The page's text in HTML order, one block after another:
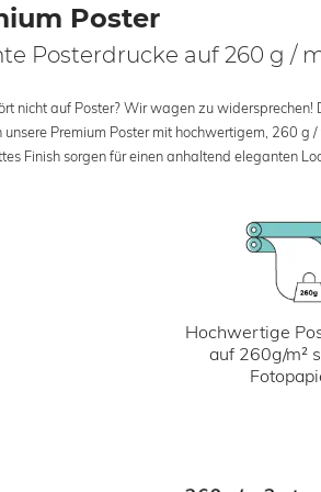
Poster
Posterdrucke auf 260 g /
nicht auf Poster? Wir wagen zu
unsere Premium Poster mit hochwertigem, 260
Finish sorgen für einen anhaltend eleganten
Hochwertige
auf 260g/m²